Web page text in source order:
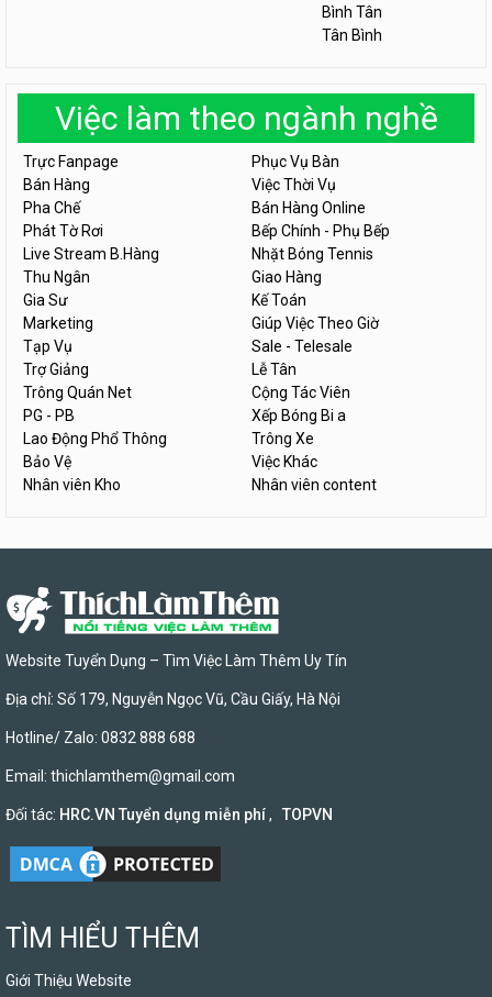
Bình Tân
Tân Bình
Việc làm theo ngành nghề
Trực Fanpage
Phục Vụ Bàn
Bán Hàng
Việc Thời Vụ
Pha Chế
Bán Hàng Online
Phát Tờ Rơi
Bếp Chính - Phụ Bếp
Live Stream B.Hàng
Nhặt Bóng Tennis
Thu Ngân
Giao Hàng
Gia Sư
Kế Toán
Marketing
Giúp Việc Theo Giờ
Tạp Vụ
Sale - Telesale
Trợ Giảng
Lễ Tân
Trông Quán Net
Cộng Tác Viên
PG - PB
Xếp Bóng Bi a
Lao Động Phổ Thông
Trông Xe
Bảo Vệ
Việc Khác
Nhân viên Kho
Nhân viên content
Website Tuyển Dụng – Tìm Việc Làm Thêm Uy Tín
Địa chỉ: Số 179, Nguyễn Ngọc Vũ, Cầu Giấy, Hà Nội
Hotline/ Zalo: 0832 888 688
Email: thichlamthem@gmail.com
Đối tác: HRC.VN Tuyển dụng miễn phí, TOPVN
TÌM HIỂU THÊM
Giới Thiệu Website